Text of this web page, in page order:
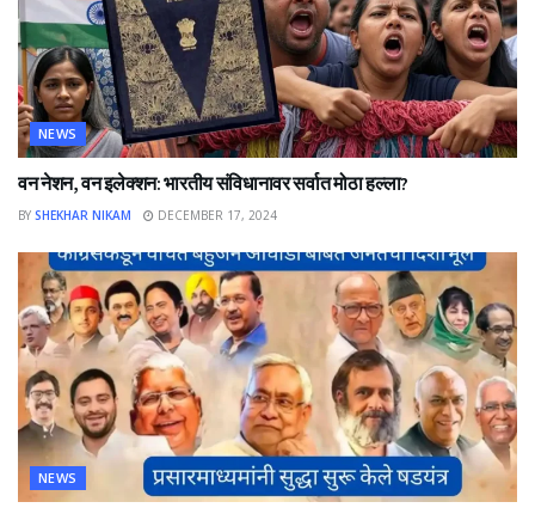
NEWS
वन नेशन, वन इलेक्शन: भारतीय संविधानावर सर्वात मोठा हल्ला?
BY SHEKHAR NIKAM DECEMBER 17, 2024
NEWS